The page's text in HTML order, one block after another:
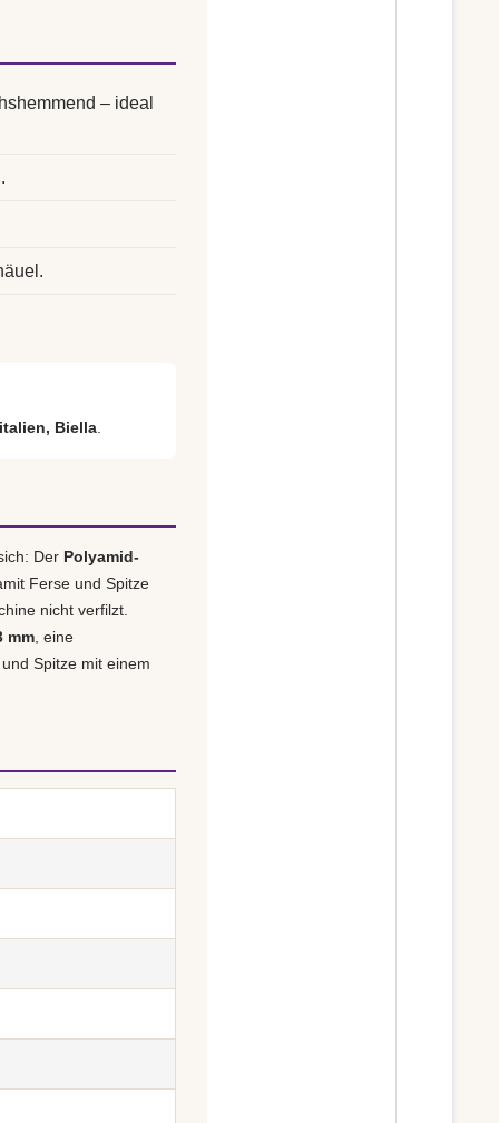
– ideal
Biella
Der Polyamid-
Ferse und Spitze
nicht verfilzt.
mm , eine
Spitze mit einem